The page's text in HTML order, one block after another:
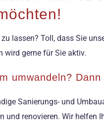
lassen? Toll, dass Sie
wird gerne für Sie aktiv.
umwandeln?
Sanierungs- und
und renovieren. Wir